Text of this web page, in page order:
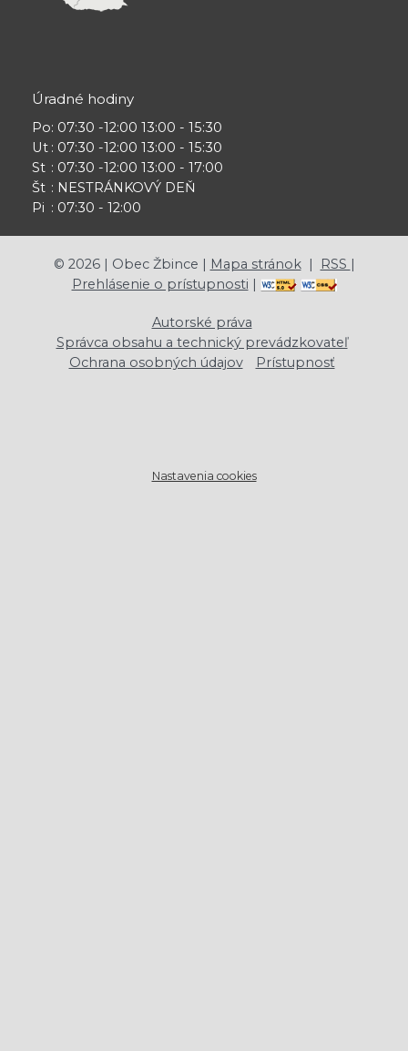
Úradné hodiny
Po
Ut
St
Št
Pi
: 07:30 -12:00 13:00 - 15:30
: 07:30 -12:00 13:00 - 15:30
: 07:30 -12:00 13:00 - 17:00
: NESTRÁNKOVÝ DEŇ
: 07:30 - 12:00
© 2026| Obec Žbince | Mapa stránok| RSS |
Prehlásenie o prístupnosti |
Autorské práva
Správca obsahu a technický prevádzkovateľ
Ochrana osobných údajov
Prístupnosť
Nastavenia cookies